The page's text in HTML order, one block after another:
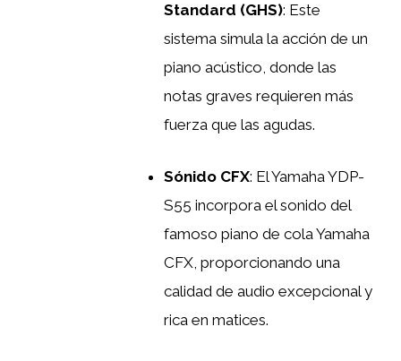
Standard (GHS): Este
sistema simula la acción de un
piano acústico, donde las
notas graves requieren más
fuerza que las agudas.
Sónido CFX: El Yamaha YDP-
S55 incorpora el sonido del
famoso piano de cola Yamaha
CFX, proporcionando una
calidad de audio excepcional y
rica en matices.